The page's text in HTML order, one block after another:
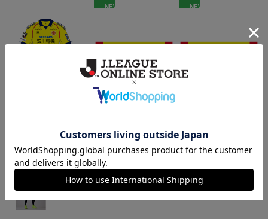
ティックユニフォームFP
NEW
ギラヴァンツ北九州 キ
NEW
トピックス
北九州
ギラヴァンツ北九州のユニフォームを着て試合を応